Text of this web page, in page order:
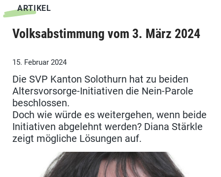
ARTIKEL
Volksabstimmung vom 3. März 2024
15. Februar 2024
Die SVP Kanton Solothurn hat zu beiden
Altersvorsorge-Initiativen die Nein-Parole
beschlossen.
Doch wie würde es weitergehen, wenn beide
Initiativen abgelehnt werden? Diana Stärkle
zeigt mögliche Lösungen auf.